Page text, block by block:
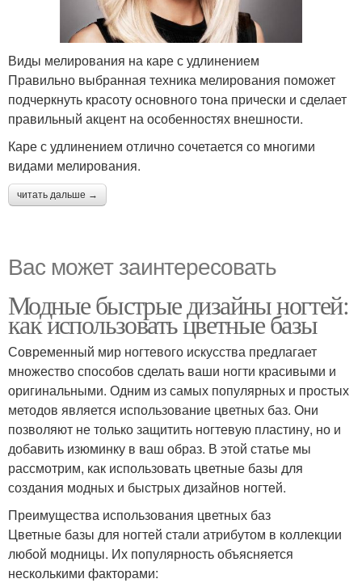
Виды мелирования на каре с удлинением
Правильно выбранная техника мелирования поможет
подчеркнуть красоту основного тона прически и сделает
правильный акцент на особенностях внешности.
Каре с удлинением отлично сочетается со многими
видами мелирования.
читать дальше →
Вас может заинтересовать
Модные быстрые дизайны ногтей:
как использовать цветные базы
Современный мир ногтевого искусства предлагает
множество способов сделать ваши ногти красивыми и
оригинальными. Одним из самых популярных и простых
методов является использование цветных баз. Они
позволяют не только защитить ногтевую пластину, но и
добавить изюминку в ваш образ. В этой статье мы
рассмотрим, как использовать цветные базы для
создания модных и быстрых дизайнов ногтей.
Преимущества использования цветных баз
Цветные базы для ногтей стали атрибутом в коллекции
любой модницы. Их популярность объясняется
несколькими факторами: